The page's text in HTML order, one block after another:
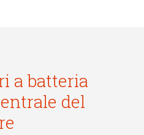
a batteria
del